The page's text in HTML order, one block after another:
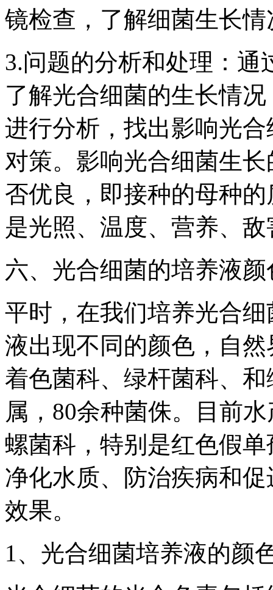
镜检查，了解细菌生长情
3.问题的分析和处理：
了解光合细菌的生长情
进行分析，找出影响光
对策。影响光合细菌生
否优良，即接种的母种
是光照、温度、营养、
六、光合细菌的培养液颜
平时，在我们培养光合
液出现不同的颜色，自
着色菌科、绿杆菌科、
属，80余种菌侏。目前
螺菌科，特别是红色假
净化水质、防治疾病和
效果。
1、光合细菌培养液的颜